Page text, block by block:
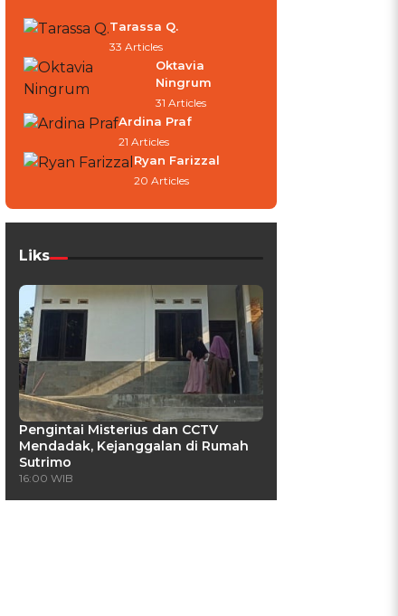
Tarassa Q.
33 Articles
Oktavia
Ningrum
31 Articles
Ardina Praf
21 Articles
Ryan Farizzal
20 Articles
Liks
Pengintai Misterius dan CCTV
Mendadak, Kejanggalan di Rumah
Sutrimo
16:00 WIB